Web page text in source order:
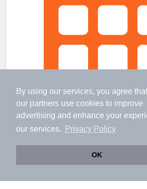
By using our services, you agree
our partners use cookies to improve
advertising and enhance your
our services.
Privacy Policy
OK
アプリに切り替えて、サクサクお
会員登録なしですぐ使える。マップ検索
埼玉県ふじみ野市鶴ケ舞